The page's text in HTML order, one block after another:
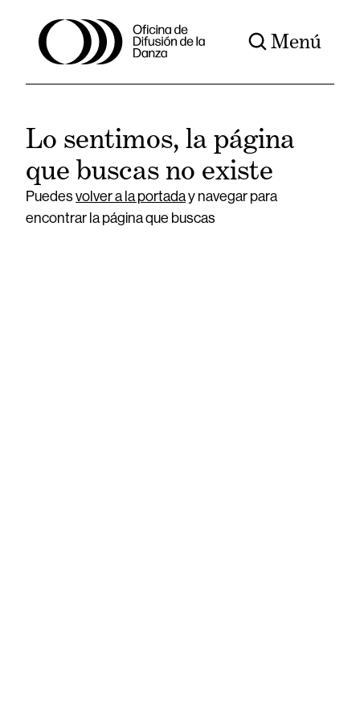
Menú
Lo sentimos, la página
que buscas no existe
Puedesvolver a la portaday navegar para
encontrar la página que buscas